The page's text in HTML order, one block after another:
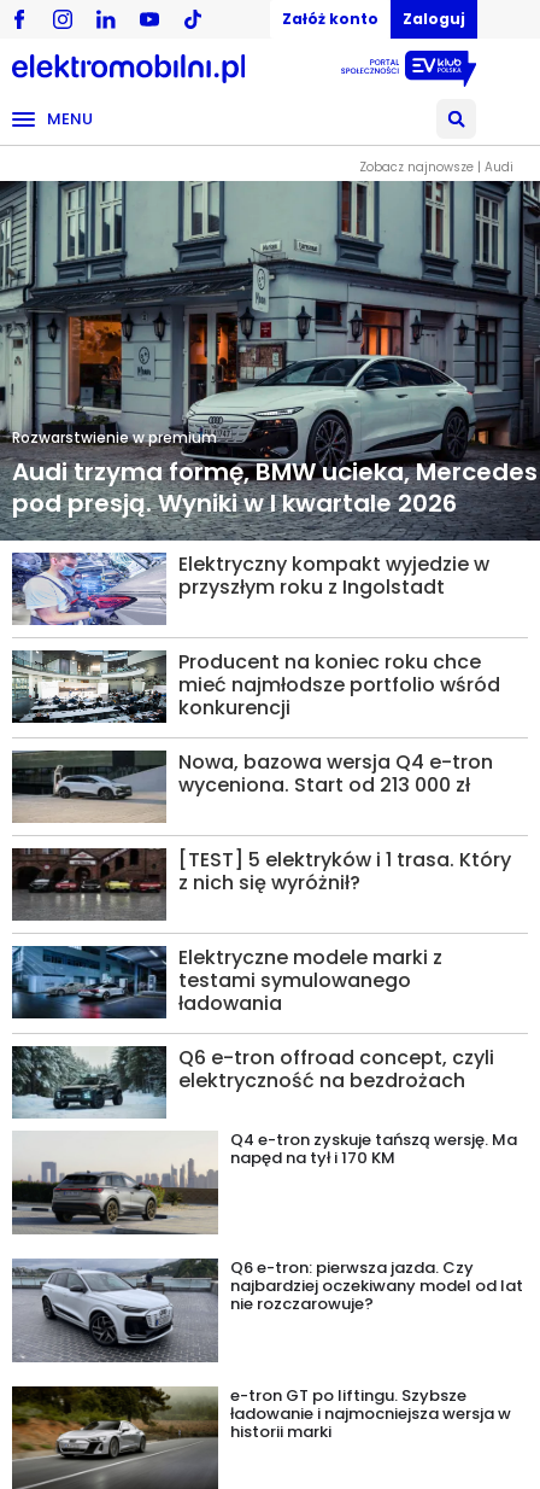
Załóż konto Zaloguj
MENU
Zobacz najnowsze | Audi
Rozwarstwienie w premium
Audi trzyma formę, BMW ucieka, Mercedes
pod presją. Wyniki w I kwartale 2026
Elektryczny kompakt wyjedzie w
przyszłym roku z Ingolstadt
Producent na koniec roku chce
mieć najmłodsze portfolio wśród
konkurencji
Nowa, bazowa wersja Q4 e-tron
wyceniona. Start od 213 000 zł
[TEST] 5 elektryków i 1 trasa. Który
z nich się wyróżnił?
Elektryczne modele marki z
testami symulowanego
ładowania
Q6 e-tron offroad concept, czyli
elektryczność na bezdrożach
Q4 e-tron zyskuje tańszą wersję. Ma
napęd na tył i 170 KM
Q6 e-tron: pierwsza jazda. Czy
najbardziej oczekiwany model od lat
nie rozczarowuje?
e-tron GT po liftingu. Szybsze
ładowanie i najmocniejsza wersja w
historii marki